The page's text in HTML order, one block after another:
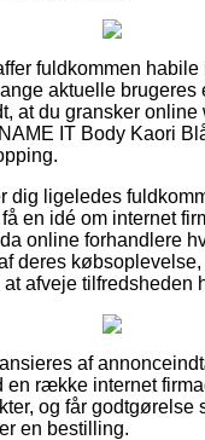
fuldkommen
aktuelle brugeres
at du gransker
IT Body Kaori
dig ligeledes
en idé om internet
online forhandlere
deres
afveje tilfredsheden
af
en række internet
og får godtgørelse
en bestilling.